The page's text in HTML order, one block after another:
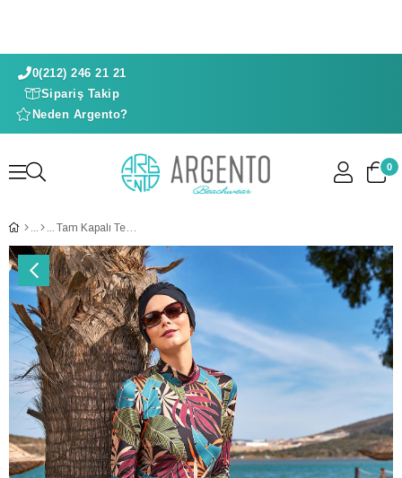
0(212) 246 21 21
Sipariş Takip
Neden Argento?
0
Tam Kapalı Tesettür Takımı